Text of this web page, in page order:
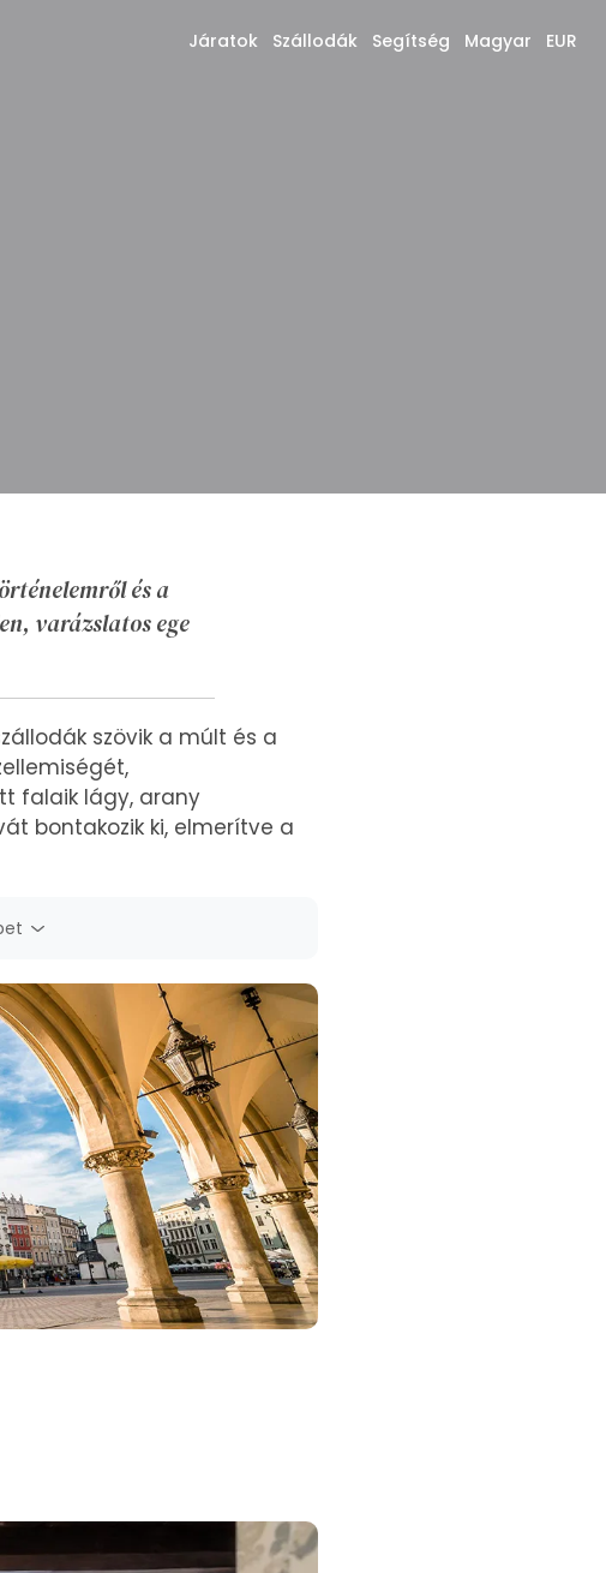
Járatok Szállodák Segítség Magyar EUR
és a
varázslatos ege
szövik a múlt és a
falaik lágy, arany
bontakozik ki, elmerítve a